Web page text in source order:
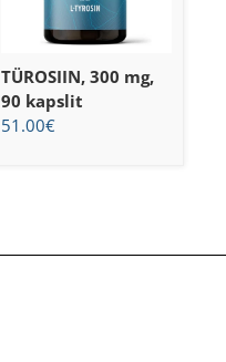
TÜROSIIN, 300 mg,
90 kapslit
51.00€